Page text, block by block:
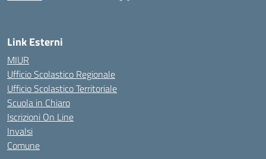
Link Esterni
MIUR
Ufficio Scolastico Regionale
Ufficio Scolastico Territoriale
Scuola in Chiaro
Iscrizioni On Line
Invalsi
Comune